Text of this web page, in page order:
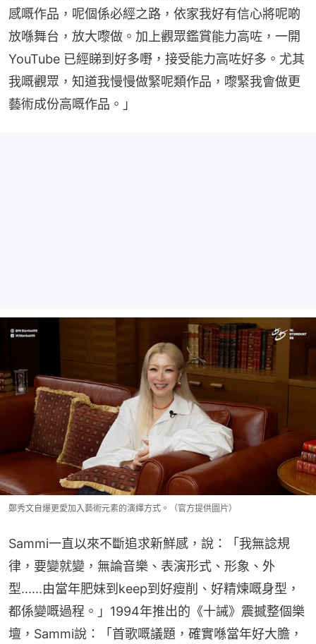
感嘅作品，呢個係必經之路，依家我好有信心將呢啲
放喺舞台，放大嚟做。加上觀眾鑑賞能力高咗，一開
YouTube 已經睇到好多嘢，接受能力高咗好多。尤其
我嘅觀眾，知道我慢慢做緊呢類作品，嚟緊我會做更
藝術成份高嘅作品。」
鄭秀文自爆更愛加入藝術元素的演繹方式。（官方提供圖片）
Sammi一直以來不斷追求新鮮感，說：「我無諗規
律，要變就變，無論音樂、表演形式、形象、外
型......由當年肥妹到keep到好瘦削、好精煉嘅身型，
都係變嘅過程。」1994年推出的《十誡》震撼整個樂
壇，Sammi說：「首歌嘅議題，確實喺當年好大膽，